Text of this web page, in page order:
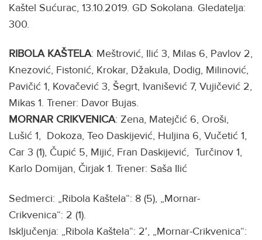
Kaštel Sućurac, 13.10.2019. GD Sokolana. Gledatelja:
300.
RIBOLA KAŠTELA: Meštrović, Ilić 3, Milas 6, Pavlov 2,
Knezović, Fistonić, Krokar, Džakula, Dodig, Milinović,
Pavičić 1, Kovačević 3, Šegrt, Ivanišević 7, Vujičević 2,
Mikas 1. Trener: Davor Bujas.
MORNAR CRIKVENICA: Zena, Matejčić 6, Oroši,
Lušić 1, Dokoza, Teo Daskijević, Huljina 6, Vučetić 1,
Car 3 (1), Čupić 5, Mijić, Fran Daskijević, Turčinov 1,
Karlo Domijan, Čirjak 1. Trener: Saša Ilić
Sedmerci: „Ribola Kaštela“: 8 (5), „Mornar-
Crikvenica“: 2 (1).
Isključenja: „Ribola Kaštela“: 2′, „Mornar-Crikvenica“: